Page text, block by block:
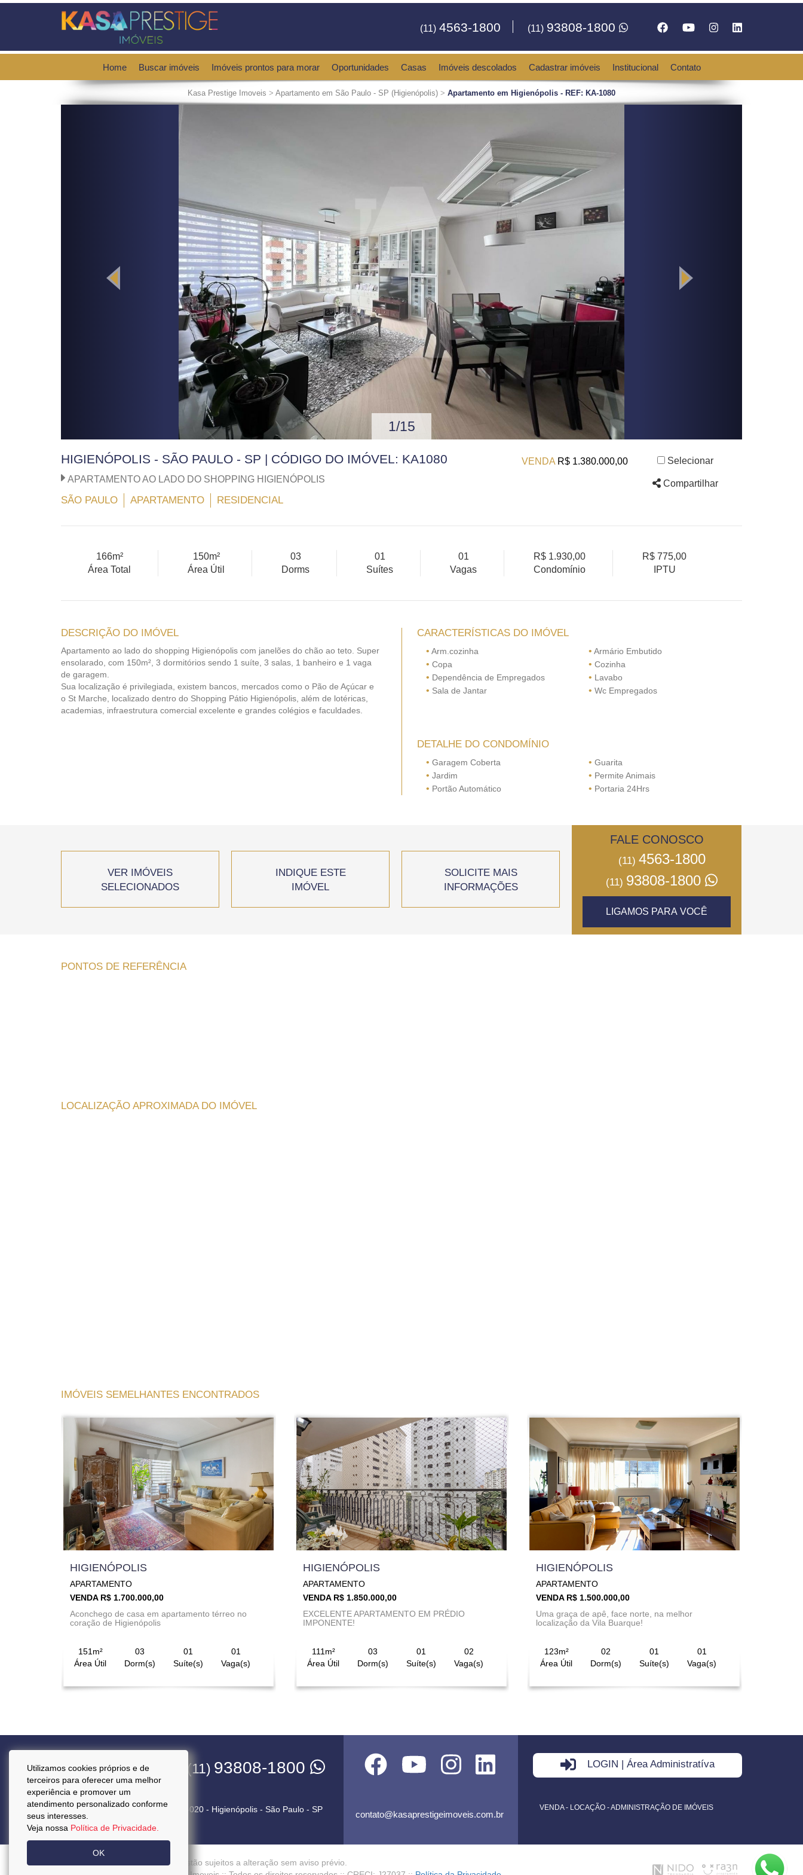
Utilizamos cookies próprios e de
terceiros para oferecer uma melhor
experiência e promover um
atendimento personalizado conforme
seus interesses.
Veja nossa Política de Privacidade.
OK
(11) 4563-1800 (11) 93808-1800
Home Buscar imóveis Imóveis prontos para morar Oportunidades Casas Imóveis descolados Cadastrar imóveis Institucional Contato
Kasa Prestige Imoveis > Apartamento em São Paulo - SP (Higienópolis) > Apartamento em Higienópolis - REF: KA-1080
1/15
HIGIENÓPOLIS - SÃO PAULO - SP | CÓDIGO DO IMÓVEL: KA1080
APARTAMENTO AO LADO DO SHOPPING HIGIENÓPOLIS
SÃO PAULO APARTAMENTO RESIDENCIAL
VENDA R$ 1.380.000,00 Selecionar
Compartilhar
166m²
Área Total
150m²
Área Útil
03
Dorms
01
Suítes
01
Vagas
R$ 1.930,00
Condomínio
R$ 775,00
IPTU
DESCRIÇÃO DO IMÓVEL
Apartamento ao lado do shopping Higienópolis com janelões do chão ao teto. Super
ensolarado, com 150m², 3 dormitórios sendo 1 suíte, 3 salas, 1 banheiro e 1 vaga
de garagem.
Sua localização é privilegiada, existem bancos, mercados como o Pão de Açúcar e
o St Marche, localizado dentro do Shopping Pátio Higienópolis, além de lotéricas,
academias, infraestrutura comercial excelente e grandes colégios e faculdades.
CARACTERÍSTICAS DO IMÓVEL
• Arm.cozinha • Armário Embutido
• Copa • Cozinha
• Dependência de Empregados • Lavabo
• Sala de Jantar • Wc Empregados
DETALHE DO CONDOMÍNIO
• Garagem Coberta • Guarita
• Jardim • Permite Animais
• Portão Automático • Portaria 24Hrs
VER IMÓVEIS
SELECIONADOS
INDIQUE ESTE
IMÓVEL
SOLICITE MAIS
INFORMAÇÕES
FALE CONOSCO
(11) 4563-1800
(11) 93808-1800
LIGAMOS PARA VOCÊ
PONTOS DE REFERÊNCIA
LOCALIZAÇÃO APROXIMADA DO IMÓVEL
IMÓVEIS SEMELHANTES ENCONTRADOS
HIGIENÓPOLIS
APARTAMENTO
VENDA R$ 1.700.000,00
Aconchego de casa em apartamento térreo no
coração de Higienópolis
151m²
Área Útil
03
Dorm(s)
01
Suíte(s)
01
Vaga(s)
HIGIENÓPOLIS
APARTAMENTO
VENDA R$ 1.850.000,00
EXCELENTE APARTAMENTO EM PRÉDIO
IMPONENTE!
111m²
Área Útil
03
Dorm(s)
01
Suíte(s)
02
Vaga(s)
HIGIENÓPOLIS
APARTAMENTO
VENDA R$ 1.500.000,00
Uma graça de apê, face norte, na melhor
localização da Vila Buarque!
123m²
Área Útil
02
Dorm(s)
01
Suíte(s)
01
Vaga(s)
(11)4563-1800 (11) 93808-1800
Rua Pará, 50 Cj. 92 - CEP 01243-020 - Higienópolis - São Paulo - SP
contato@kasaprestigeimoveis.com.br
LOGIN | Área Administratíva
VENDA - LOCAÇÃO - ADMINISTRAÇÃO DE IMÓVEIS
Preços mencionados neste site estão sujeitos a alteração sem aviso prévio.